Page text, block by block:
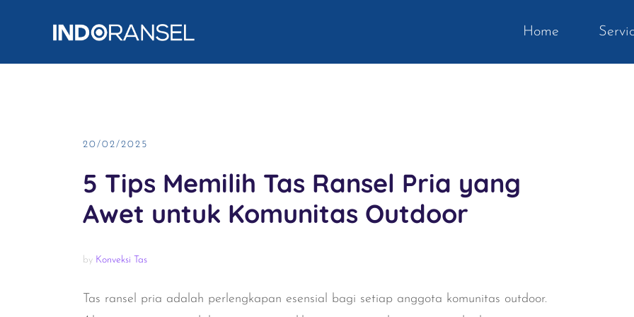
Home
20/02/2025
5 Tips Memilih Tas Ransel Pria yang
Awet untuk Komunitas Outdoor
by Konveksi Tas
Tas ransel pria adalah perlengkapan esensial bagi setiap anggota komunitas outdoor.